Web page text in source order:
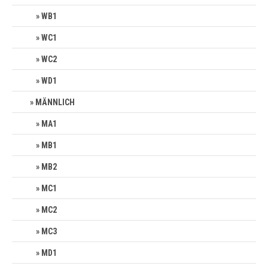
WB1
WC1
WC2
WD1
MÄNNLICH
MA1
MB1
MB2
MC1
MC2
MC3
MD1